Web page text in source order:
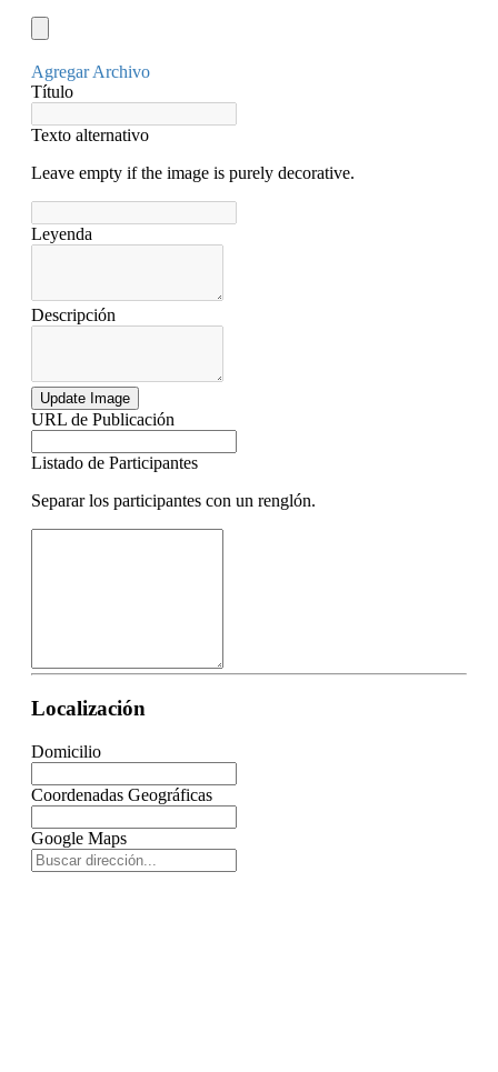
Agregar Archivo
Título
Texto alternativo
Leave empty if the image is purely decorative.
Leyenda
Descripción
Update Image
URL de Publicación
Listado de Participantes
Separar los participantes con un renglón.
Localización
Domicilio
Coordenadas Geográficas
Google Maps